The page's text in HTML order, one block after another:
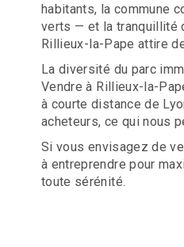
habitants, la commune
verts — et la tranquillité
Rillieux-la-Pape attire
La diversité du parc
Vendre à Rillieux-la-
à courte distance de
acheteurs, ce qui nous
Si vous envisagez de
à entreprendre pour
toute sérénité.